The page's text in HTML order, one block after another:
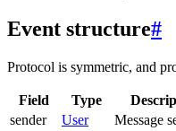
Event structure#
Protocol is symmetric, and
Field Type
sender
User
Message